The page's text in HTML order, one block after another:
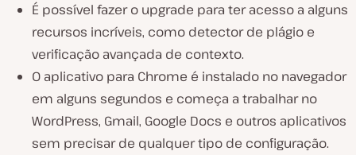
É possível fazer o upgrade para ter acesso a alguns
recursos incríveis, como detector de plágio e
verificação avançada de contexto.
O aplicativo para Chrome é instalado no navegador
em alguns segundos e começa a trabalhar no
WordPress, Gmail, Google Docs e outros aplicativos
sem precisar de qualquer tipo de configuração.